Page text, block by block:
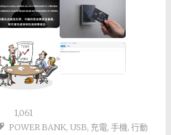
1,061
POWER BANK, USB, 充電, 手機, 行動